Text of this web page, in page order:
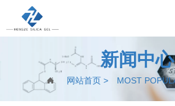
新闻中心
 网站首页 > MOST